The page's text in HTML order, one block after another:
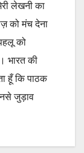
लेखनी का
को मंच देना
को
भारत की
हूँ कि पाठक
जुड़ाव